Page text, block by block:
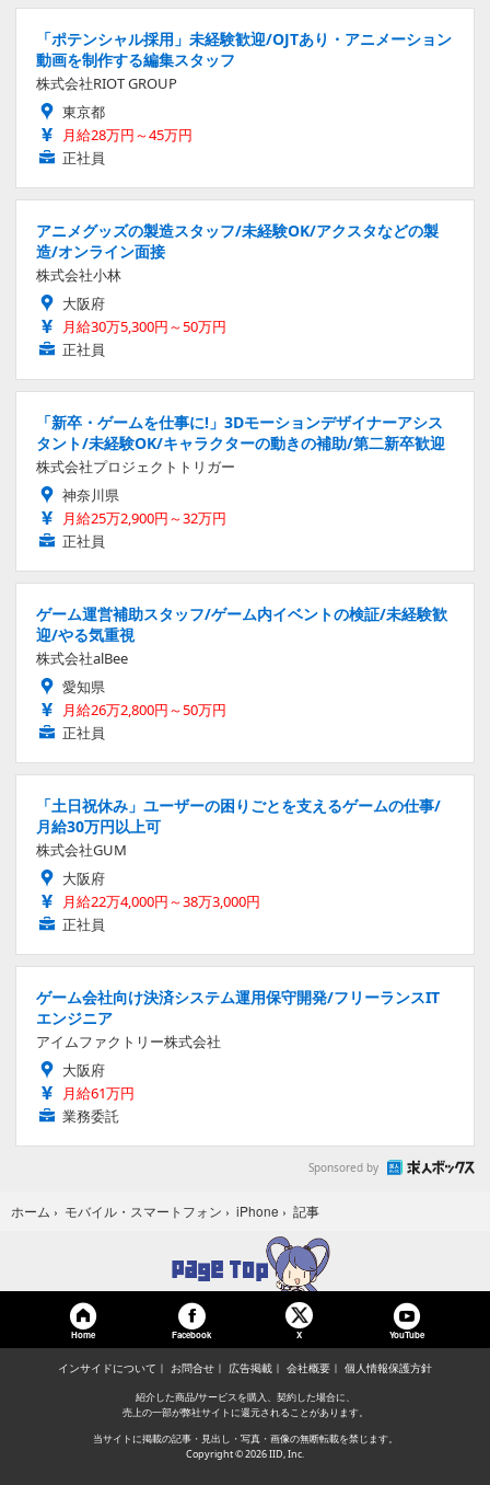
「ポテンシャル採用」未経験歓迎/OJTあり・アニメーション
動画を制作する編集スタッフ
株式会社RIOT GROUP
東京都
月給28万円～45万円
正社員
アニメグッズの製造スタッフ/未経験OK/アクスタなどの製
造/オンライン面接
株式会社小林
大阪府
月給30万5,300円～50万円
正社員
「新卒・ゲームを仕事に!」3Dモーションデザイナーアシス
タント/未経験OK/キャラクターの動きの補助/第二新卒歓迎
株式会社プロジェクトトリガー
神奈川県
月給25万2,900円～32万円
正社員
ゲーム運営補助スタッフ/ゲーム内イベントの検証/未経験歓
迎/やる気重視
株式会社alBee
愛知県
月給26万2,800円～50万円
正社員
「土日祝休み」ユーザーの困りごとを支えるゲームの仕事/
月給30万円以上可
株式会社GUM
大阪府
月給22万4,000円～38万3,000円
正社員
ゲーム会社向け決済システム運用保守開発/フリーランスIT
エンジニア
アイムファクトリー株式会社
大阪府
月給61万円
業務委託
Sponsored by
ホーム › モバイル・スマートフォン › iPhone › 記事
Home Facebook X YouTube
インサイドについて お問合せ 広告掲載 会社概要 個人情報保護方針
紹介した商品/サービスを購入、契約した場合に、
売上の一部が弊社サイトに還元されることがあります。
当サイトに掲載の記事・見出し・写真・画像の無断転載を禁じます。
Copyright © 2026 IID, Inc.